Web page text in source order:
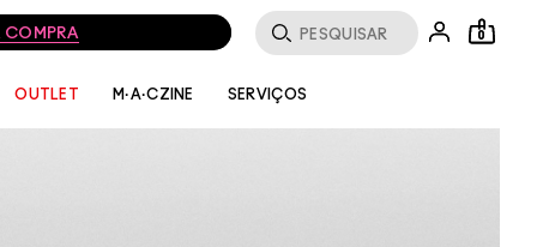
COMPRA 0
OUTLET M·A·CZINE SERVIÇOS